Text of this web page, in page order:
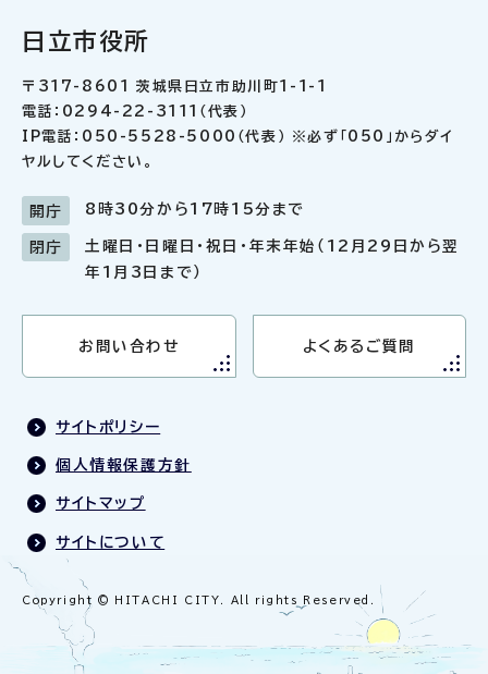
日立市役所
〒317-8601 茨城県日立市助川町1-1-1
電話：0294-22-3111（代表）
IP電話：050-5528-5000（代表） ※必ず「050」からダイ
ヤルしてください。
開庁 8時30分から17時15分まで
閉庁
土曜日・日曜日・祝日・年末年始（12月29日から翌
年1月3日まで）
お問い合わせ よくあるご質問
サイトポリシー
個人情報保護方針
サイトマップ
サイトについて
Copyright © HITACHI CITY. All rights Reserved.